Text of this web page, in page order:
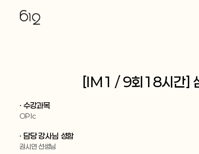
[IM1 / 9회18시간]
· 수강과목
OPIc
· 담당 강사님 성함
권시연 선생님